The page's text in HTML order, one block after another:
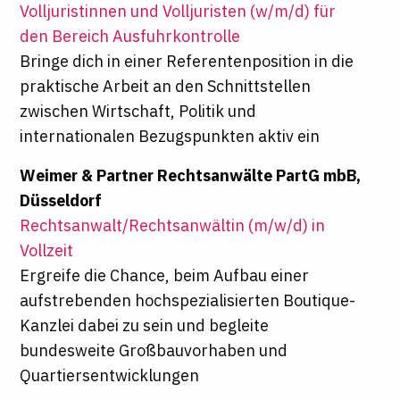
Volljuristinnen und Volljuristen (w/m/d) für
den Bereich Ausfuhrkontrolle
Bringe dich in einer Referentenposition in die
praktische Arbeit an den Schnittstellen
zwischen Wirtschaft, Politik und
internationalen Bezugspunkten aktiv ein
Weimer & Partner Rechtsanwälte PartG mbB,
Düsseldorf
Rechtsanwalt/Rechtsanwältin (m/w/d) in
Vollzeit
Ergreife die Chance, beim Aufbau einer
aufstrebenden hochspezialisierten Boutique-
Kanzlei dabei zu sein und begleite
bundesweite Großbauvorhaben und
Quartiersentwicklungen